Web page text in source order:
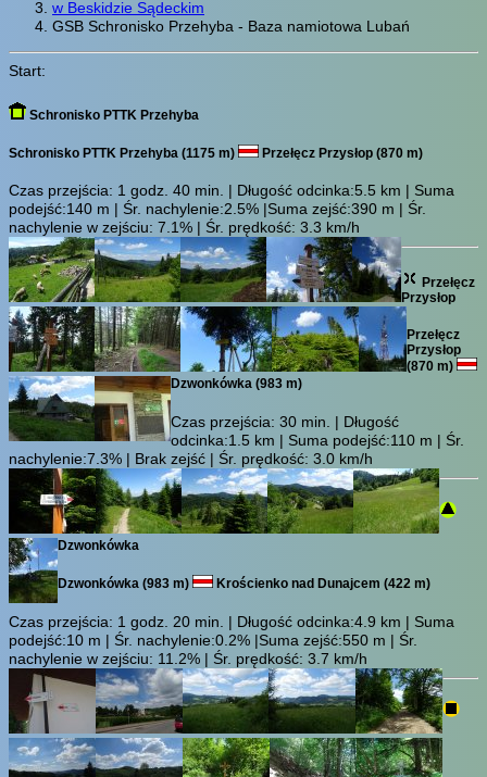
w Beskidzie Sądeckim
GSB Schronisko Przehyba - Baza namiotowa Lubań
Start:
Schronisko PTTK Przehyba
Schronisko PTTK Przehyba (1175 m) Przełęcz Przysłop (870 m)
Czas przejścia: 1 godz. 40 min. | Długość odcinka:5.5 km | Suma
podejść:140 m | Śr. nachylenie:2.5% |Suma zejść:390 m | Śr.
nachylenie w zejściu: 7.1% | Śr. prędkość: 3.3 km/h
Przełęcz
Przysłop
Przełęcz
Przysłop
(870 m)
Dzwonkówka (983 m)
Czas przejścia: 30 min. | Długość
odcinka:1.5 km | Suma podejść:110 m | Śr.
nachylenie:7.3% | Brak zejść | Śr. prędkość: 3.0 km/h
Dzwonkówka
Dzwonkówka (983 m) Krościenko nad Dunajcem (422 m)
Czas przejścia: 1 godz. 20 min. | Długość odcinka:4.9 km | Suma
podejść:10 m | Śr. nachylenie:0.2% |Suma zejść:550 m | Śr.
nachylenie w zejściu: 11.2% | Śr. prędkość: 3.7 km/h